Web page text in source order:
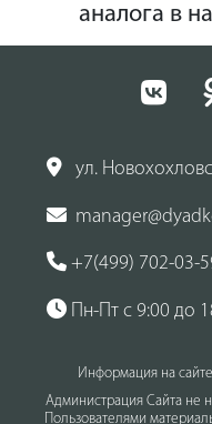
аналога в
ул.
+7(499) 702-03-
Пн-Пт с 9:00 до
Информация на
Администрация Сайта не
Пользователями